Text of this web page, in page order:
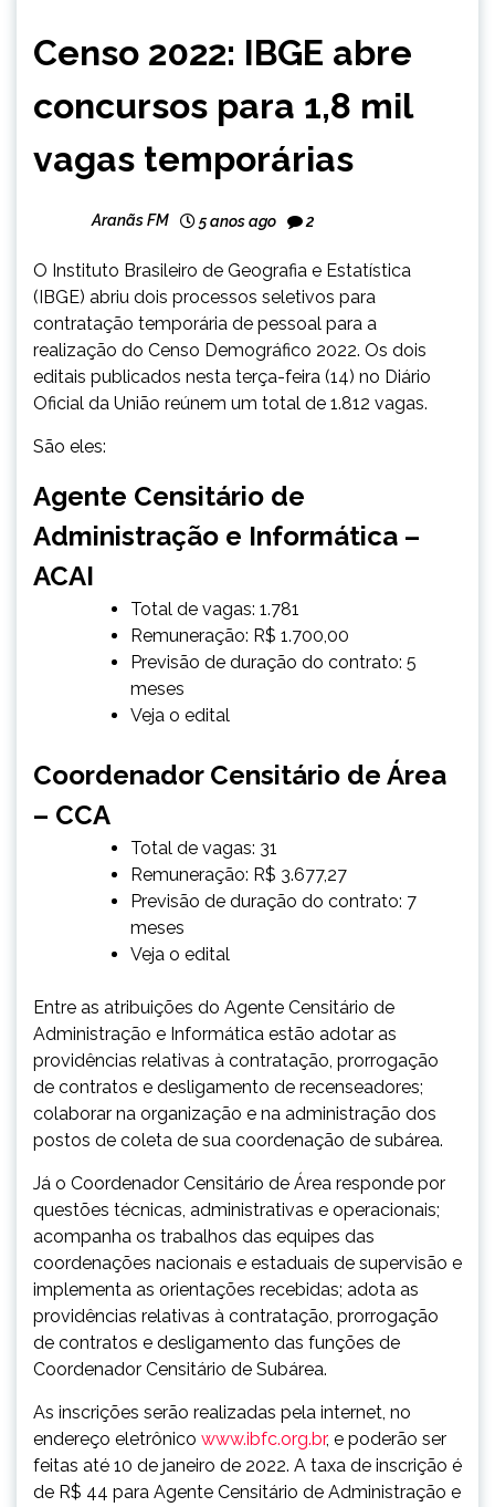
NOTÍCIAS
Censo 2022: IBGE abre
concursos para 1,8 mil
vagas temporárias
Aranãs FM 5 anos ago 2
O Instituto Brasileiro de Geografia e Estatística
(IBGE) abriu dois processos seletivos para
contratação temporária de pessoal para a
realização do Censo Demográfico 2022. Os dois
editais publicados nesta terça-feira (14) no Diário
Oficial da União reúnem um total de 1.812 vagas.
São eles:
Agente Censitário de
Administração e Informática –
ACAI
Total de vagas: 1.781
Remuneração: R$ 1.700,00
Previsão de duração do contrato: 5
meses
Veja o edital
Coordenador Censitário de Área
– CCA
Total de vagas: 31
Remuneração: R$ 3.677,27
Previsão de duração do contrato: 7
meses
Veja o edital
Entre as atribuições do Agente Censitário de
Administração e Informática estão adotar as
providências relativas à contratação, prorrogação
de contratos e desligamento de recenseadores;
colaborar na organização e na administração dos
postos de coleta de sua coordenação de subárea.
Já o Coordenador Censitário de Área responde por
questões técnicas, administrativas e operacionais;
acompanha os trabalhos das equipes das
coordenações nacionais e estaduais de supervisão e
implementa as orientações recebidas; adota as
providências relativas à contratação, prorrogação
de contratos e desligamento das funções de
Coordenador Censitário de Subárea.
As inscrições serão realizadas pela internet, no
endereço eletrônico www.ibfc.org.br, e poderão ser
feitas até 10 de janeiro de 2022. A taxa de inscrição é
de R$ 44 para Agente Censitário de Administração e